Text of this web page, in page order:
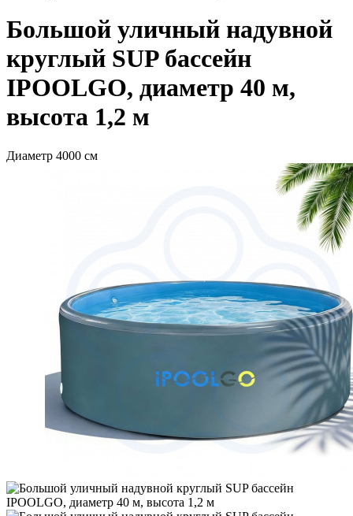
Большой уличный надувной
круглый SUP бассейн
IPOOLGO, диаметр 40 м,
высота 1,2 м
Диаметр 4000 см